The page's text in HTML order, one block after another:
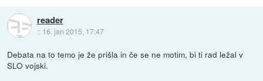
reader
:: 16. jan 2015, 17:47
Debata na to temo je že prišla in če se ne motim, bi ti rad ležal v
SLO vojski.